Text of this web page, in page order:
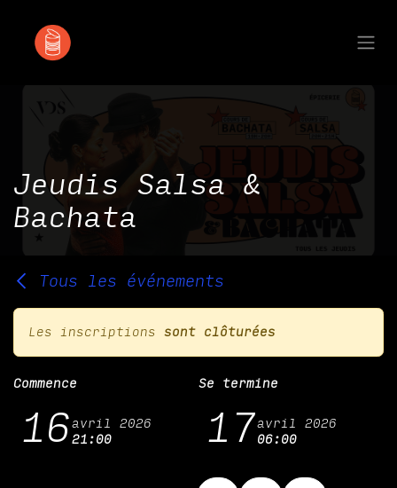
Jeudis Salsa &
Bachata
Tous les événements
Les inscriptions sont clôturées
Commence
16avril 2026
21:00
Se termine
17avril 2026
06:00